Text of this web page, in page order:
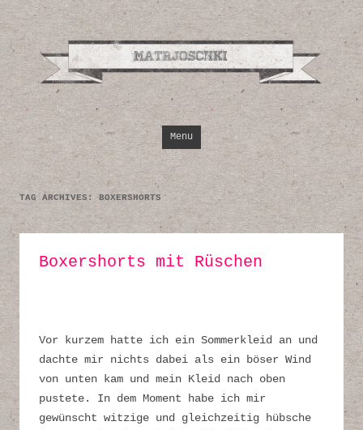
Design,
Menu Skip to content
TAG ARCHIVES:BOXERSHORTS
Boxershorts mit Rüschen
Vor kurzem hatte ich ein Sommerkleid an und
dachte mir nichts dabei als ein böser Wind
von unten kam und mein Kleid nach oben
pustete. In dem Moment habe ich mir
gewünscht witzige und gleichzeitig hübsche